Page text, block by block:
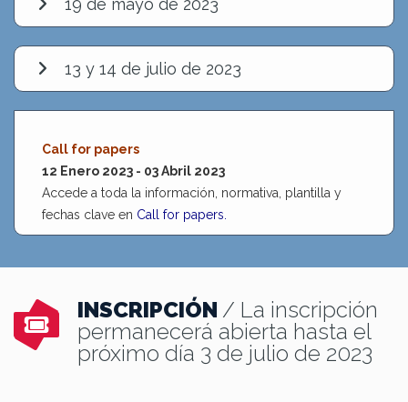
13 y 14 de julio de 2023
Call for papers
12 Enero 2023 - 03 Abril 2023
Accede a toda la información, normativa, plantilla y
fechas clave en Call for papers
INSCRIPCIÓN / La inscripción
permanecerá abierta hasta el
próximo día 3 de julio de 2023